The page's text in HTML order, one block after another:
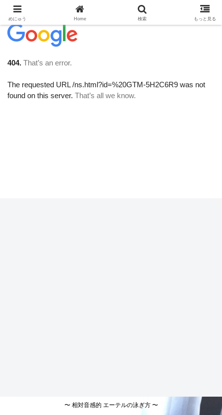
〜 相対音感的 エーテルの泳ぎ方 〜
めにゅう Home 検索 もっと見る